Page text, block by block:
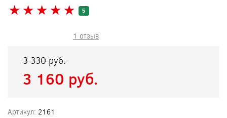
★ ★ ★ ★ ★
★ ★ ★ ★ ★ 5
1 отзыв
3 330 pуб.
3 160 pуб.
Артикул: 2161